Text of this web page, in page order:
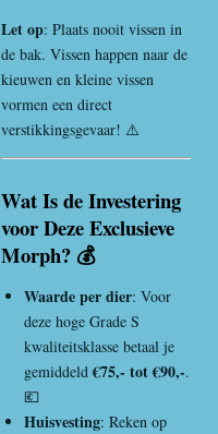
Let op: Plaats nooit vissen in
de bak. Vissen happen naar de
kieuwen en kleine vissen
vormen een direct
verstikkingsgevaar! ⚠️
Wat Is de Investering
voor Deze Exclusieve
Morph? 💰
Waarde per dier: Voor
deze hoge Grade S
kwaliteitsklasse betaal je
gemiddeld€75,- tot €90,-.
💶
Huisvesting: Reken op